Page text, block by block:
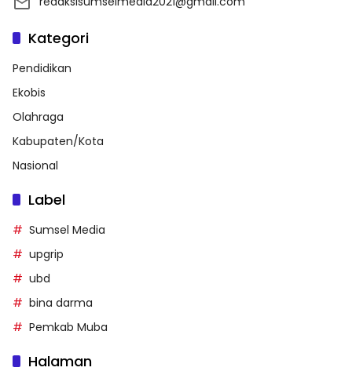
Kategori
Pendidikan
Ekobis
Olahraga
Kabupaten/Kota
Nasional
Label
Sumsel Media
upgrip
ubd
bina darma
Pemkab Muba
Halaman